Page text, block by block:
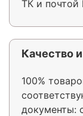
ТК и почтой
Качество
100%
документы: